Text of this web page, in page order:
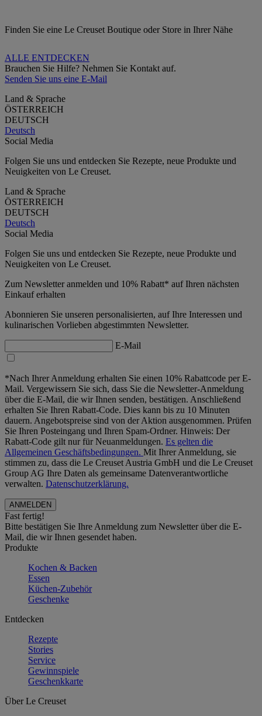
Finden Sie eine Le Creuset Boutique oder Store in Ihrer Nähe
ALLE ENTDECKEN
Brauchen Sie Hilfe? Nehmen Sie Kontakt auf.
Senden Sie uns eine E-Mail
Land & Sprache
ÖSTERREICH
DEUTSCH
Deutsch
Social Media
Folgen Sie uns und entdecken Sie Rezepte, neue Produkte und
Neuigkeiten von Le Creuset.
Land & Sprache
ÖSTERREICH
DEUTSCH
Deutsch
Social Media
Folgen Sie uns und entdecken Sie Rezepte, neue Produkte und
Neuigkeiten von Le Creuset.
Zum Newsletter anmelden und 10% Rabatt* auf Ihren nächsten
Einkauf erhalten
Abonnieren Sie unseren personalisierten, auf Ihre Interessen und
kulinarischen Vorlieben abgestimmten Newsletter.
E-Mail
*Nach Ihrer Anmeldung erhalten Sie einen 10% Rabattcode per E-
Mail. Vergewissern Sie sich, dass Sie die Newsletter-Anmeldung
über die E-Mail, die wir Ihnen senden, bestätigen. Anschließend
erhalten Sie Ihren Rabatt-Code. Dies kann bis zu 10 Minuten
dauern. Angebotspreise sind von der Aktion ausgenommen. Prüfen
Sie Ihren Posteingang und Ihren Spam-Ordner. Hinweis: Der
Rabatt-Code gilt nur für Neuanmeldungen. Es gelten die
Allgemeinen Geschäftsbedingungen. Mit Ihrer Anmeldung, sie
stimmen zu, dass die Le Creuset Austria GmbH und die Le Creuset
Group AG Ihre Daten als gemeinsame Datenverantwortliche
verwalten. Datenschutzerklärung.
Fast fertig!
Bitte bestätigen Sie Ihre Anmeldung zum Newsletter über die E-
Mail, die wir Ihnen gesendet haben.
Produkte
Kochen & Backen
Essen
Küchen-Zubehör
Geschenke
Entdecken
Rezepte
Stories
Service
Gewinnspiele
Geschenkkarte
Über Le Creuset